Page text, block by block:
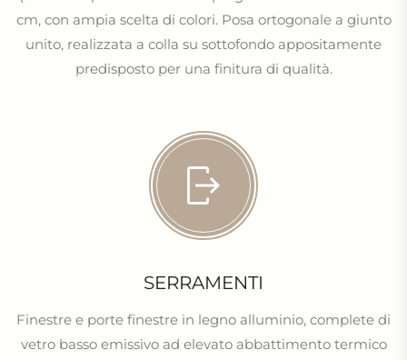
cm, con ampia scelta di colori. Posa ortogonale a giunto
unito, realizzata a colla su sottofondo appositamente
predisposto per una finitura di qualità.
SERRAMENTI
Finestre e porte finestre in legno alluminio, complete di
vetro basso emissivo ad elevato abbattimento termico